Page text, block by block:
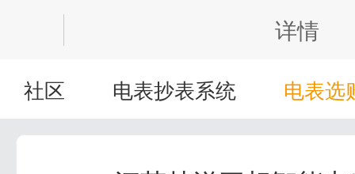
详情
社区 电表抄表系统 电表选